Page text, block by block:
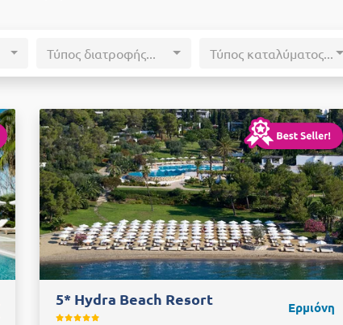
Τύπος διατροφής... Τύπος καταλύματος...
5* Hydra Beach Resort Ερμιόνη